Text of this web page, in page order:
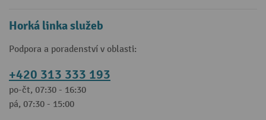
Horká linka služeb
Podpora a poradenství v oblasti:
+420 313 333 193
po-čt, 07:30 - 16:30
pá, 07:30 - 15:00